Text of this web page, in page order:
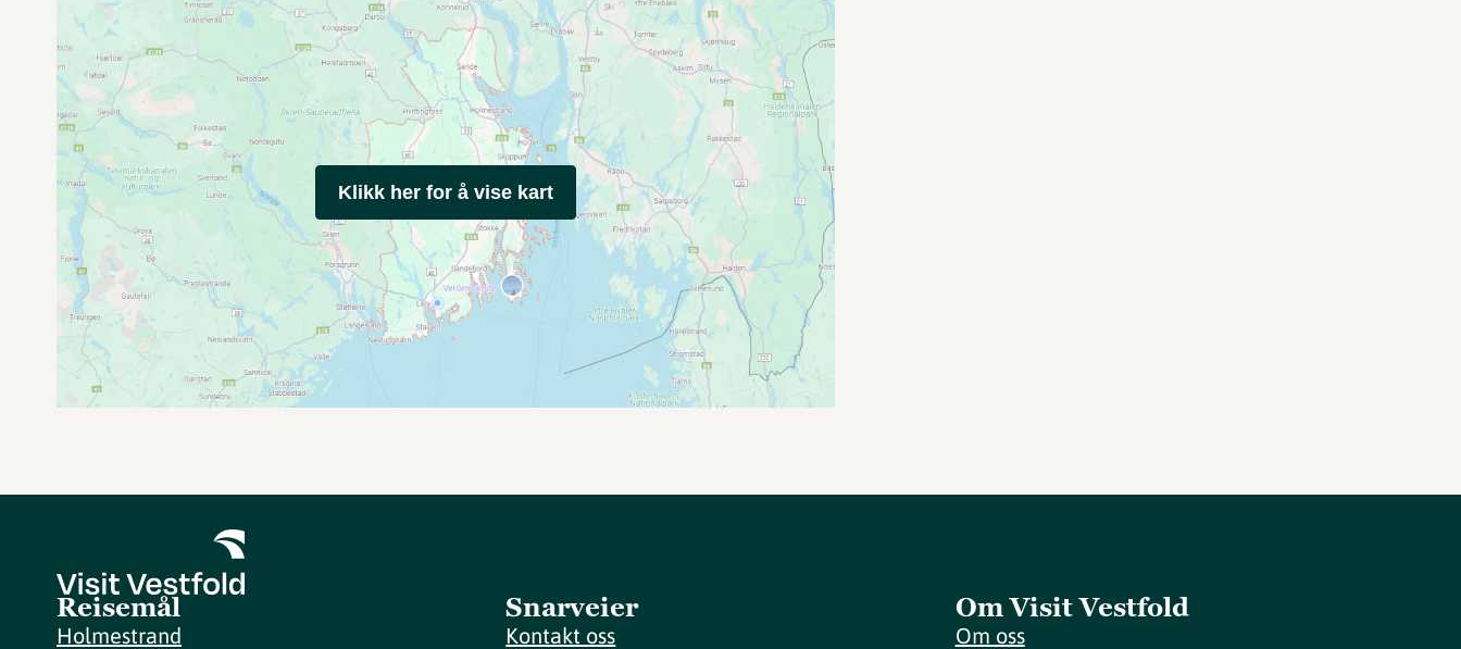
Klikk her for å vise kart
Reisemål
Holmestrand
Snarveier
Kontakt oss
Om Visit Vestfold
Om oss